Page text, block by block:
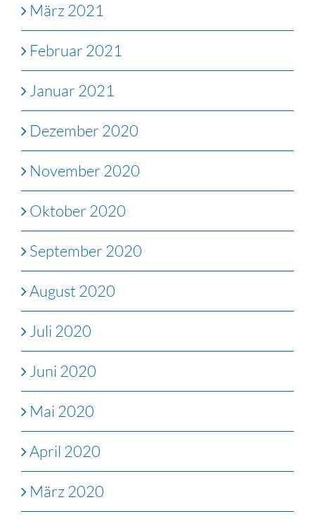
März 2021
Februar 2021
Januar 2021
Dezember 2020
November 2020
Oktober 2020
September 2020
August 2020
Juli 2020
Juni 2020
Mai 2020
April 2020
März 2020